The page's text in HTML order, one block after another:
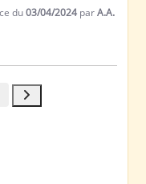
du03/04/2024 parA.A.